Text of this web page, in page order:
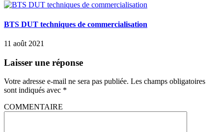
BTS DUT techniques de commercialisation
11 août 2021
Laisser une réponse
Votre adresse e-mail ne sera pas publiée. Les champs obligatoires
sont indiqués avec *
COMMENTAIRE